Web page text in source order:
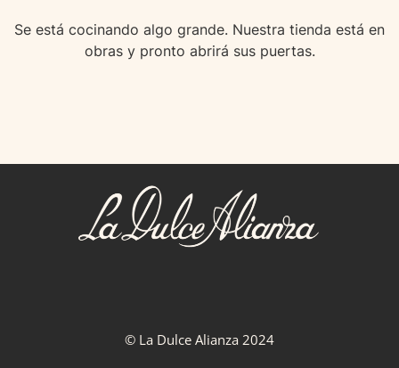
Se está cocinando algo grande. Nuestra tienda está en
obras y pronto abrirá sus puertas.
© La Dulce Alianza 2024